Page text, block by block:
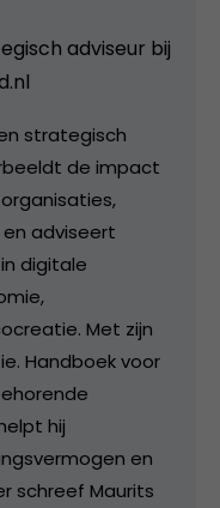
adviseur bij
strategisch
de impact
adviseert
digitale
Met zijn
Handboek voor
hij
en
schreef Maurits